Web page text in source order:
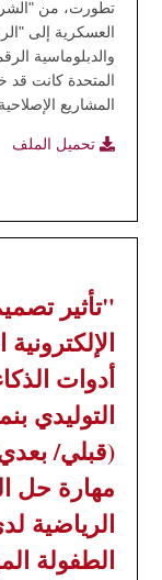
تطورت، من
العسكرية إلى
والدبلوماسية
المشاريع الإصلاحية
تحميل الملف
"تأثير
أدوات
التوليدي
(قبلي/
مهارة حل
الرياضية
الطفولة